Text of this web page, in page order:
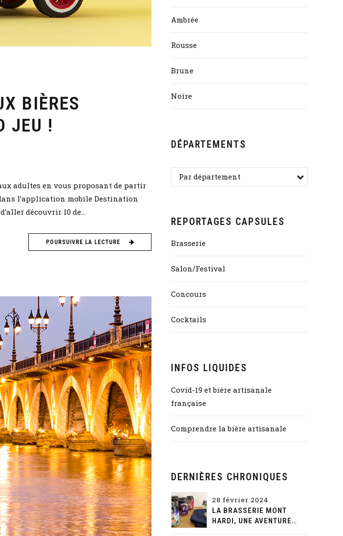
BIÈRES
JEU !
adultes en vous proposant de partir
l’application mobile Destination
découvrir 10 de...
POURSUIVRE LA LECTURE
Ambrée
Rousse
Brune
Noire
DÉPARTEMENTS
Par département
REPORTAGES CAPSULES
Brasserie
Salon/Festival
Concours
Cocktails
INFOS LIQUIDES
Covid-19 et bière artisanale
française
Comprendre la bière artisanale
DERNIÈRES CHRONIQUES
28 février 2024
LA BRASSERIE MONT
HARDI, UNE AVENTURE